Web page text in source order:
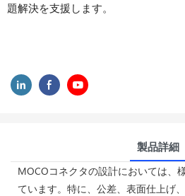
題解決を支援します。
製品詳細
MOCOコネクタの設計においては、
ています。特に、公差、表面仕上げ